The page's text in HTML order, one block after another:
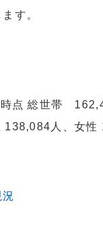
す。
点 総世帯
138,084人、女性